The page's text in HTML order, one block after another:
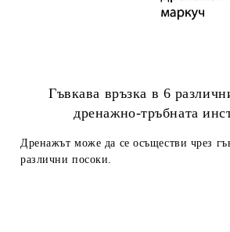
Гъвкава връзка в 6
дренажно-тръбната
Дренажът може да се осъществи чрез
различни посоки.